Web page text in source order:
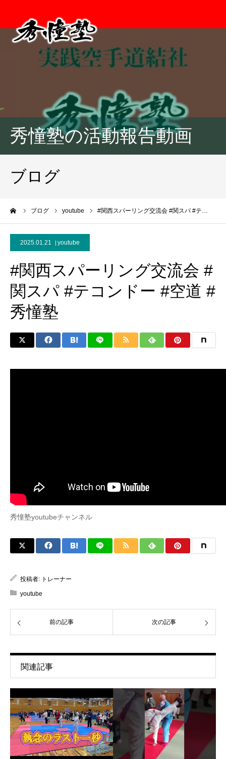
秀憧塾の活動報告動画
ブログ
ブログ youtube #関西スパーリング交流会 #関スパ #テ…
2025.01.21 youtube
#関西スパーリング交流会 #
関スパ #テコンドー #空道 #
秀憧塾
秀憧塾youtubeチャンネル
投稿者: トレーナー
youtube
前の記事 次の記事
関連記事